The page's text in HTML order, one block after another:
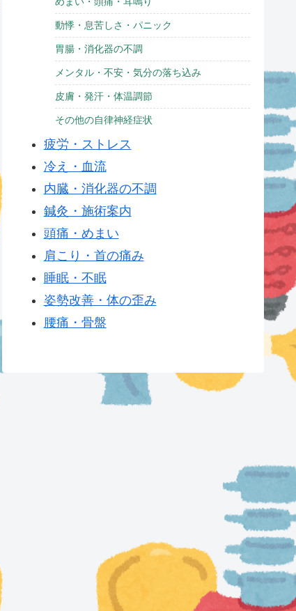
動悸・息苦しさ・パニック
胃腸・消化器の不調
メンタル・不安・気分の落ち込み
皮膚・発汗・体温調節
その他の自律神経症状
疲労・ストレス
冷え・血流
内臓・消化器の不調
鍼灸・施術案内
頭痛・めまい
肩こり・首の痛み
睡眠・不眠
姿勢改善・体の歪み
腰痛・骨盤